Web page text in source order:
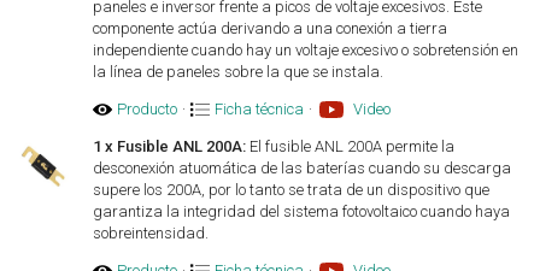
paneles e inversor frente a picos de voltaje excesivos. Este
componente actúa derivando a una conexión a tierra
independiente cuando hay un voltaje excesivo o sobretensión en
la línea de paneles sobre la que se instala.
Producto · Ficha técnica · Video
1 x Fusible ANL 200A: El fusible ANL 200A permite la
desconexión atuomática de las baterías cuando su descarga
supere los 200A, por lo tanto se trata de un dispositivo que
garantiza la integridad del sistema fotovoltaico cuando haya
sobreintensidad.